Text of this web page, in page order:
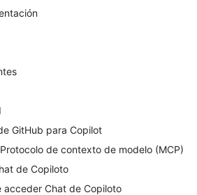
GitHub para Copilot
de contexto de modelo (MCP)
de Copiloto
acceder Chat de Copiloto